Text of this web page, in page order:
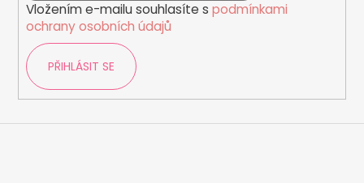
Vložením e-mailu souhlasíte s podmínkami
ochrany osobních údajů
PŘIHLÁSIT SE